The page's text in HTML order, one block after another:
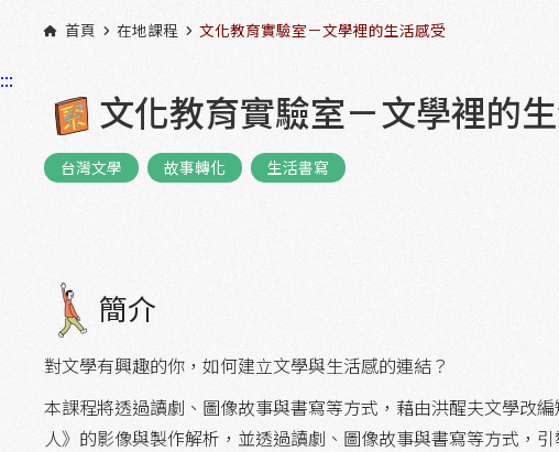
首頁 在地課程 文化教育實驗室－文學裡的生活感受
:::
文化教育實驗室－文學裡的
台灣文學 故事轉化 生活書寫
簡介
對文學有興趣的你，如何建立文學與生活感的連結？
本課程將透過讀劇、圖像故事與書寫等方式，藉由洪醒夫文學改
人》的影像與製作解析，並透過讀劇、圖像故事與書寫等方式，